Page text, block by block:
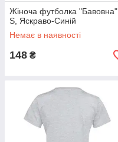
Жіноча футболка "Бавовна"
S, Яскраво-Синій
Немає в наявності
148 ₴